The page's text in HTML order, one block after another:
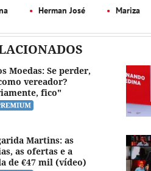
Herman José Mariza
Moedas: Se perder,
vereador?
fico"
Martins: as
as ofertas e a
de €47 mil (vídeo)